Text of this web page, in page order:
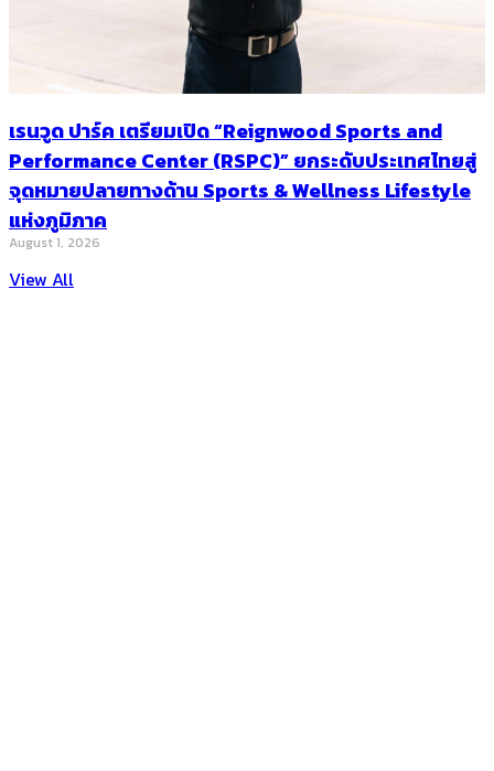
เรนวูด ปาร์ค เตรียมเปิด “Reignwood Sports and
Performance Center (RSPC)” ยกระดับประเทศไทยสู่
จุดหมายปลายทางด้าน Sports & Wellness Lifestyle
แห่งภูมิภาค
August 1, 2026
View All